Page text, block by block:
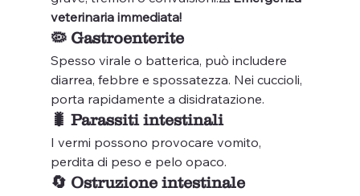
veterinaria immediata!
🦠 Gastroenterite
Spesso virale o batterica, può includere
diarrea, febbre e spossatezza. Nei cuccioli,
porta rapidamente a disidratazione.
🐛 Parassiti intestinali
I vermi possono provocare vomito,
perdita di peso e pelo opaco.
🔄 Ostruzione intestinale